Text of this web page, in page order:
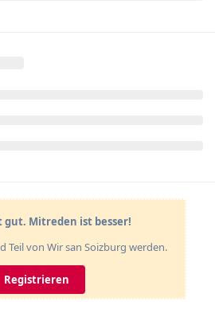
gut. Mitreden ist besser!
Teil von Wir san Soizburg werden.
Registrieren